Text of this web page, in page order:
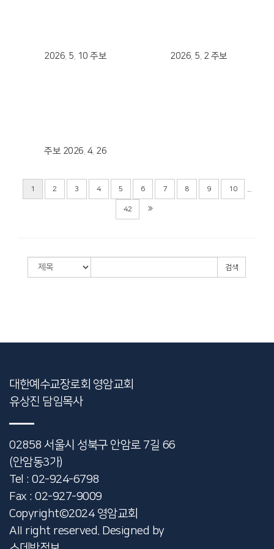
2026. 5. 10 주보 2026. 5. 2 주보
주보 2026. 4. 26
1 2 3 4 5 6 7 8 9 10
42
검색
Copyright©2024 영암교회
AII right reserved. Designed by
대한예수교장로회 영암교회
유상진 담임목사
02858 서울시 성북구 안암로 7길 66
(안암동3가)
Tel : 02-924-6798
Fax : 02-927-9009